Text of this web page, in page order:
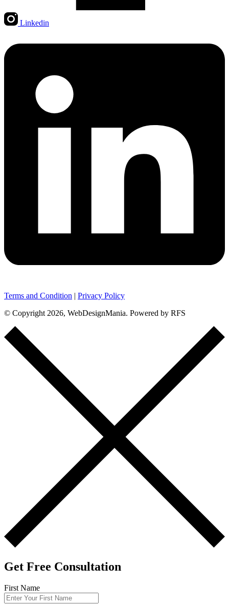
Linkedin
Terms and Condition | Privacy Policy
© Copyright 2026, WebDesignMania. Powered by RFS
Get Free Consultation
First Name